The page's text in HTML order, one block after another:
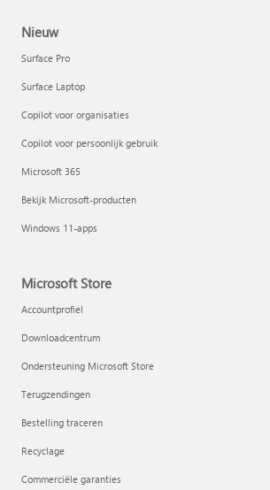
Nieuw
Surface Pro
Surface Laptop
Copilot voor organisaties
Copilot voor persoonlijk gebruik
Microsoft 365
Bekijk Microsoft-producten
Windows 11-apps
Microsoft Store
Accountprofiel
Downloadcentrum
Ondersteuning Microsoft Store
Terugzendingen
Bestelling traceren
Recyclage
Commerciële garanties